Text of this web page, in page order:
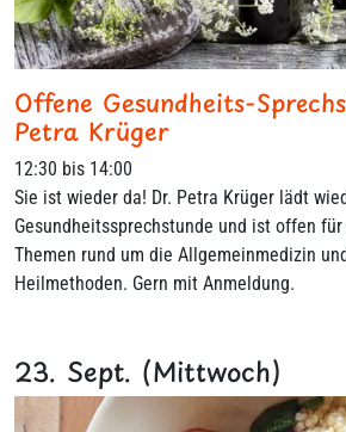
Offene Gesundheits-
Petra Krüger
12:30 bis 14:00
Sie ist wieder da! Dr. Petra Krüger lädt
Gesundheitssprechstunde und ist offen
Themen rund um die Allgemeinmedizin
Heilmethoden. Gern mit Anmeldung.
23. Sept. (Mittwoch)